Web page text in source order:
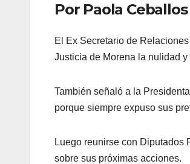
Por Paola Ceballos
El Ex Secretario de
Justicia de Morena la nulidad
También señaló a la
porque siempre expuso sus
Luego reunirse con Diputados
sobre sus próximas acciones.